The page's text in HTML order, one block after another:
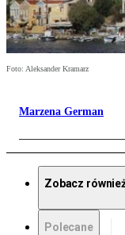
Foto: Aleksander Kramarz
Marzena German
Zobacz
Polecane